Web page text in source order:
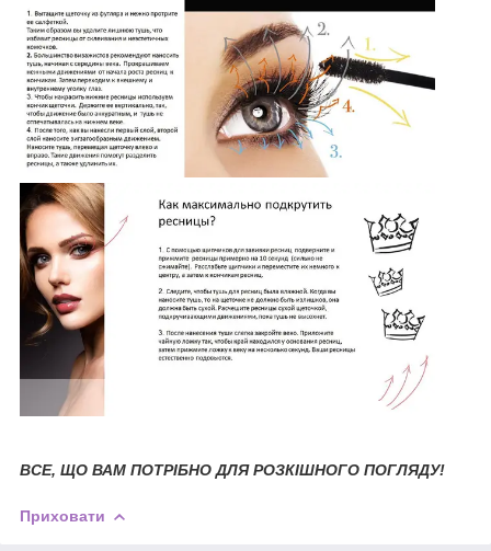
ВСЕ, ЩО ВАМ ПОТРІБНО ДЛЯ РОЗКІШНОГО ПОГЛЯДУ!
Приховати